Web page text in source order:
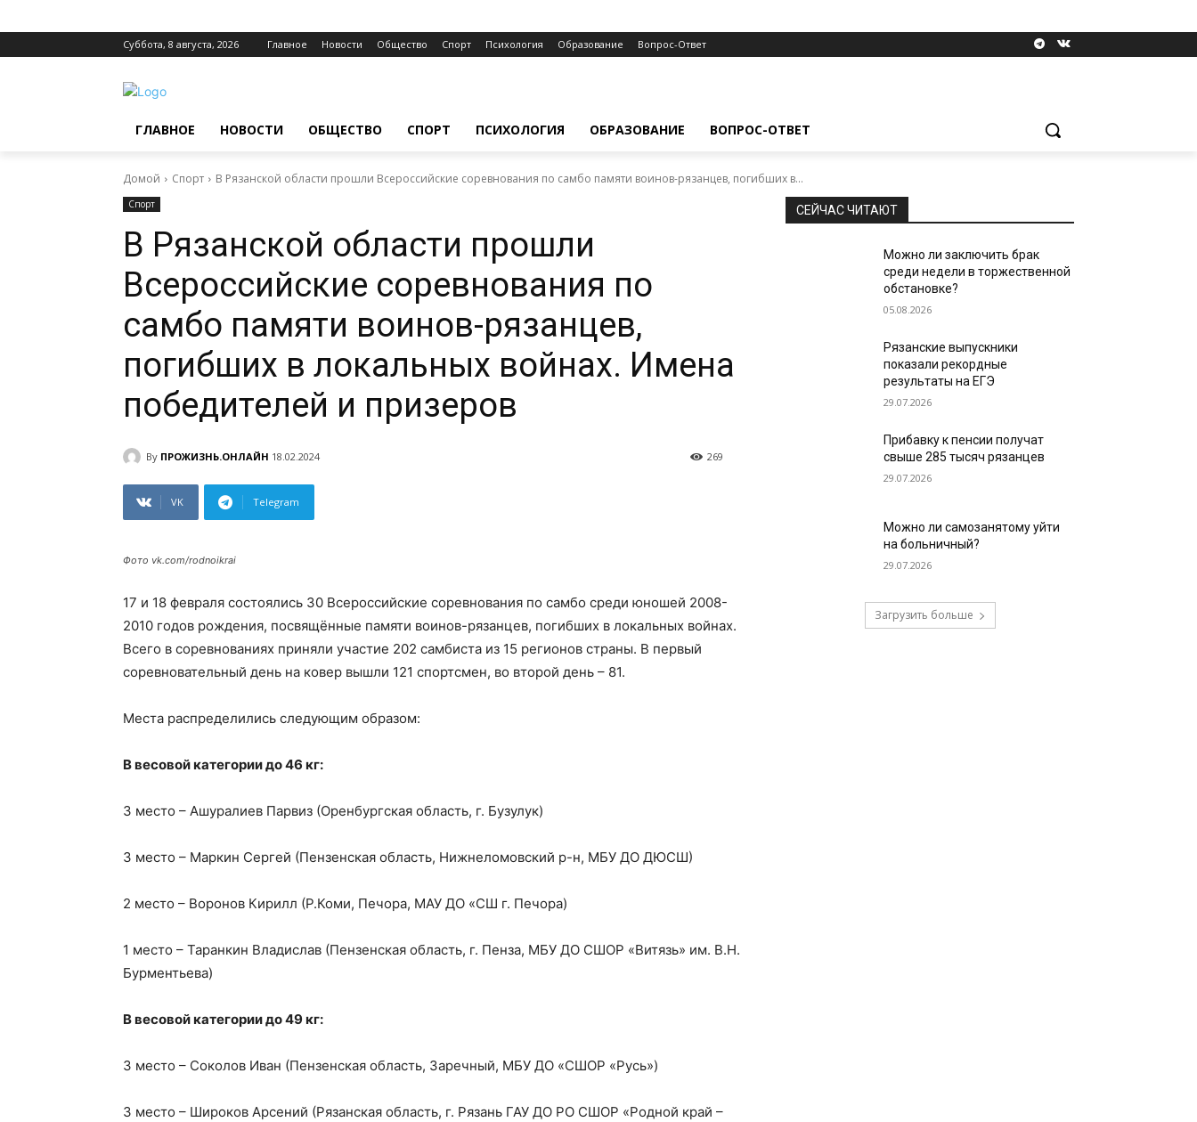
Суббота, 8 августа, 2026 Главное Новости Общество Спорт Психология Образование Вопрос-Ответ
ГЛАВНОЕ НОВОСТИ ОБЩЕСТВО СПОРТ ПСИХОЛОГИЯ ОБРАЗОВАНИЕ ВОПРОС-ОТВЕТ
Домой Спорт В Рязанской области прошли Всероссийские соревнования по самбо памяти воинов-рязанцев, погибших в...
Спорт
В Рязанской области прошли
Всероссийские соревнования по
самбо памяти воинов-рязанцев,
погибших в локальных войнах. Имена
победителей и призеров
By ПРОЖИЗНЬ.ОНЛАЙН 18.02.2024 269
VK Telegram
Фото vk.com/rodnoikrai
17 и 18 февраля состоялись 30 Всероссийские соревнования по самбо среди юношей 2008-
2010 годов рождения, посвящённые памяти воинов-рязанцев, погибших в локальных войнах.
Всего в соревнованиях приняли участие 202 самбиста из 15 регионов страны. В первый
соревновательный день на ковер вышли 121 спортсмен, во второй день – 81.
Места распределились следующим образом:
В весовой категории до 46 кг:
3 место – Ашуралиев Парвиз (Оренбургская область, г. Бузулук)
3 место – Маркин Сергей (Пензенская область, Нижнеломовский р-н, МБУ ДО ДЮСШ)
2 место – Воронов Кирилл (Р.Коми, Печора, МАУ ДО «СШ г. Печора)
1 место – Таранкин Владислав (Пензенская область, г. Пенза, МБУ ДО СШОР «Витязь» им. В.Н.
Бурментьева)
В весовой категории до 49 кг:
3 место – Соколов Иван (Пензенская область, Заречный, МБУ ДО «СШОР «Русь»)
3 место – Широков Арсений (Рязанская область, г. Рязань ГАУ ДО РО СШОР «Родной край –
СЕЙЧАС ЧИТАЮТ
Можно ли заключить брак
среди недели в торжественной
обстановке?
05.08.2026
Рязанские выпускники
показали рекордные
результаты на ЕГЭ
29.07.2026
Прибавку к пенсии получат
свыше 285 тысяч рязанцев
29.07.2026
Можно ли самозанятому уйти
на больничный?
29.07.2026
Загрузить больше